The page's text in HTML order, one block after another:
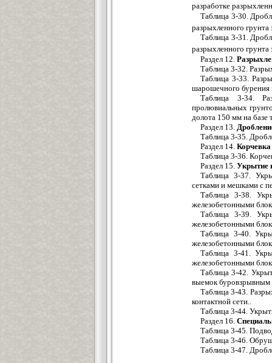
разработке
Таблица 3-30.
разрыхленного
Таблица 3-31.
разрыхленного
Раздел 12.
Таблица 3-32.
Таблица 3-33.
шарошечного бурения
Таблица 3-34.
пролювиальных
долота 150 мм на
Раздел 13.
Таблица 3-35.
Раздел 14. Корчевка
Таблица 3-36.
Раздел 15. Укрытие
Таблица 3-37.
сетками и мешками с
Таблица 3-38.
железобетонными
Таблица 3-39.
железобетонными
Таблица 3-40.
железобетонными
Таблица 3-41.
железобетонными
Таблица 3-42.
выемок буровзрывным
Таблица 3-43.
контактной сети..
Таблица 3-44.
Раздел 16.
Таблица 3-45.
Таблица 3-46.
Таблица 3-47.